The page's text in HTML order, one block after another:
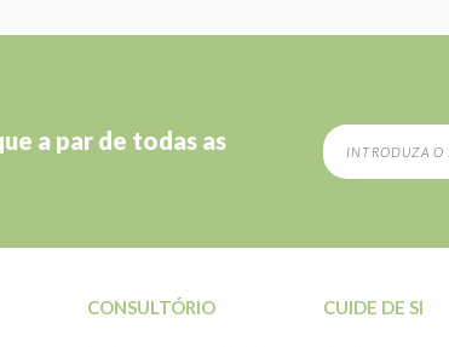
a par de todas as
CONSULTÓRIO CUIDE DE SI